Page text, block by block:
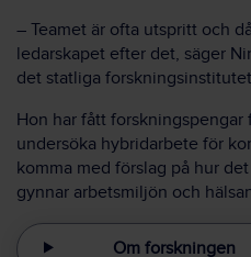
– Teamet är ofta utspritt och
ledarskapet efter det, säger
det statliga
Hon har fått forskningspengar
undersöka hybridarbete för
komma med förslag på hur
gynnar arbetsmiljön och
Om forskningen